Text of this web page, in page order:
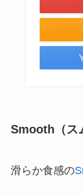
Smooth（ス
滑らか食感の